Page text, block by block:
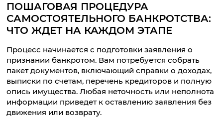
ПОШАГОВАЯ ПРОЦЕДУРА
САМОСТОЯТЕЛЬНОГО БАНКРОТСТВА:
ЧТО ЖДЕТ НА КАЖДОМ ЭТАПЕ
Процесс начинается с подготовки заявления о
признании банкротом. Вам потребуется собрать
пакет документов, включающий справки о доходах,
выписки по счетам, перечень кредиторов и полную
опись имущества. Любая неточность или неполнота
информации приведет к оставлению заявления без
движения или возврату.